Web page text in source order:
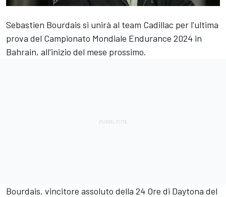
Sebastien Bourdais si unirà al team Cadillac per l'ultima
prova del Campionato Mondiale Endurance 2024 in
Bahrain, all'inizio del mese prossimo.
Bourdais, vincitore assoluto della 24 Ore di Daytona del